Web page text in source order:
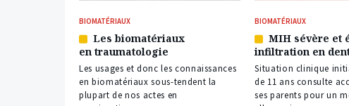
BIOMATÉRIAUX
Article
réservé
à
nos
abonnés
Les biomatériaux
en traumatologie
Les usages et donc les connaissances
en biomatériaux sous-tendent la
plupart de nos actes en
BIOMATÉRIAUX
Article
réservé
à
nos
abonnés
MIH sévère et
infiltration en
Situation clinique
de 11 ans consulte
ses parents pour un